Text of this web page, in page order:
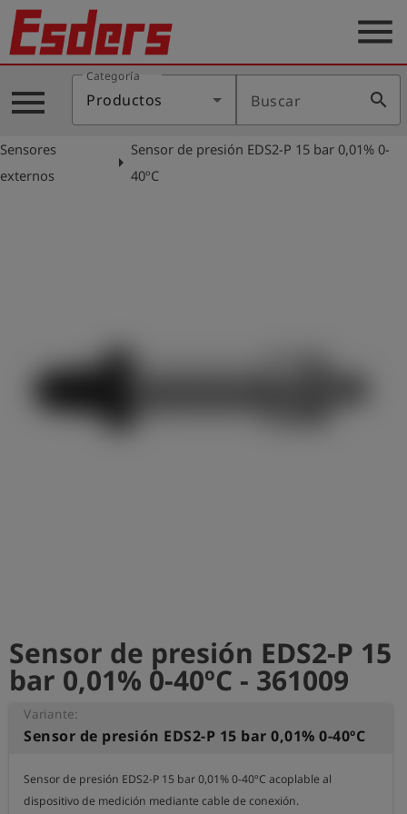
Productos
Blog
Aplicaciones
Iniciar
menu
menu
Categoría
Productos Buscar search
Sensores
externos
arrow_right
Sensor de presión EDS2-P 15 bar 0,01% 0-
40ºC
Sensor de presión EDS2-P 15
bar 0,01% 0-40ºC - 361009
Variante:
Sensor de presión EDS2-P 15 bar 0,01% 0-40ºC
Sensor de presión EDS2-P 15 bar 0,01% 0-40ºC acoplable al
dispositivo de medición mediante cable de conexión.